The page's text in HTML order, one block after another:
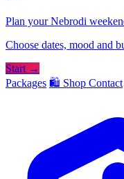
Plan your Nebrodi
Choose dates, mood and
Start →
Packages 🛍️ Shop Contact